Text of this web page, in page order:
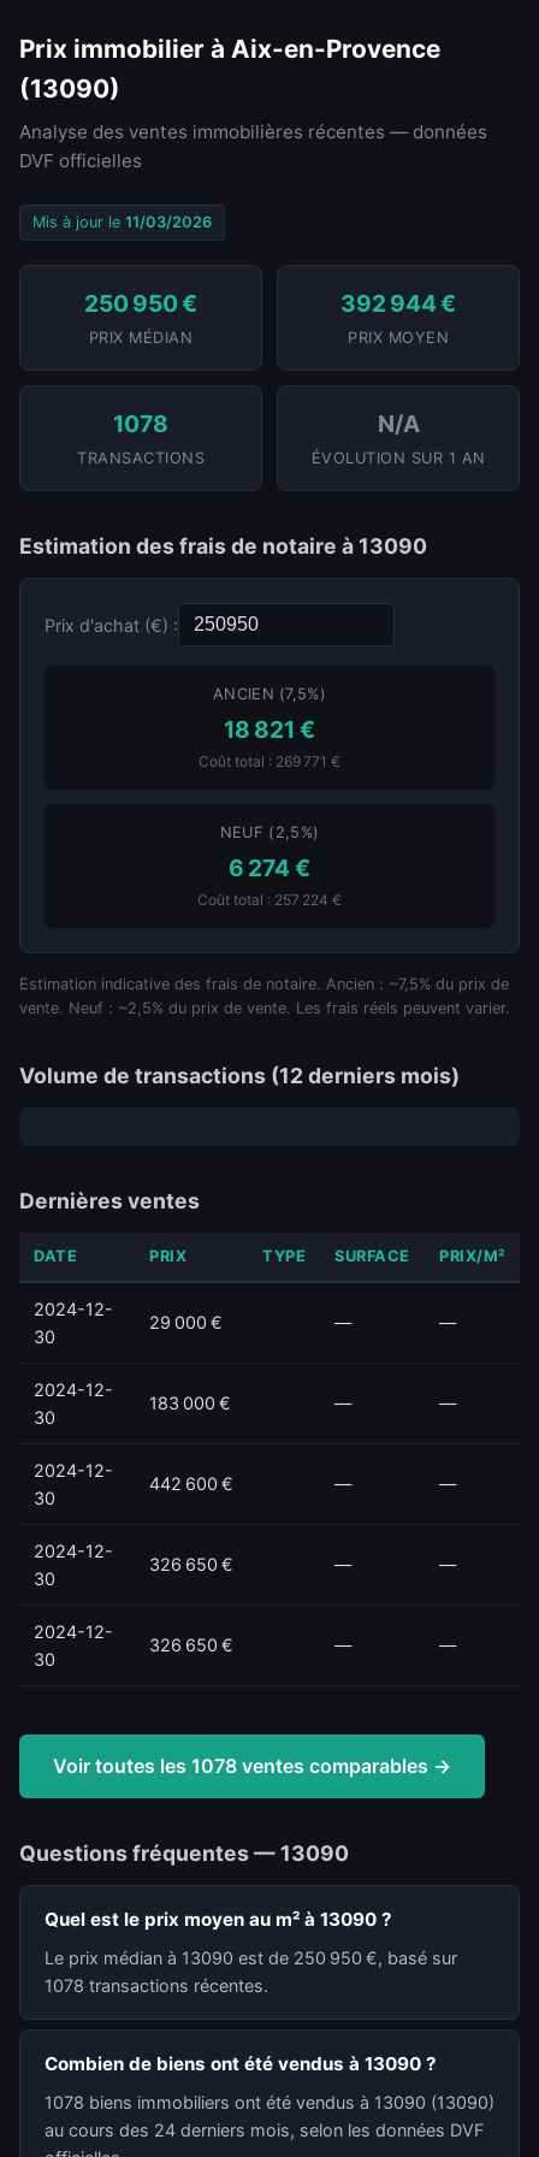
Prix immobilier à Aix-en-Provence
(13090)
Analyse des ventes immobilières récentes — données
DVF officielles
Mis à jour le 11/03/2026
250 950 €
PRIX MÉDIAN
392 944 €
PRIX MOYEN
1078
TRANSACTIONS
N/A
ÉVOLUTION SUR 1 AN
Estimation des frais de notaire à 13090
Prix d'achat (€) :
ANCIEN (7,5%)
18 821 €
Coût total : 269 771 €
NEUF (2,5%)
6 274 €
Coût total : 257 224 €
Estimation indicative des frais de notaire. Ancien : ~7,5% du prix de
vente. Neuf : ~2,5% du prix de vente. Les frais réels peuvent varier.
Volume de transactions (12 derniers mois)
Dernières ventes
DATE PRIX TYPE SURFACE PRIX/M²
2024-12-
30
29 000 € — —
2024-12-
30
183 000 € — —
2024-12-
30
442 600 € — —
2024-12-
30
326 650 € — —
2024-12-
30
326 650 € — —
Voir toutes les 1078 ventes comparables →
Questions fréquentes — 13090
Quel est le prix moyen au m² à 13090 ?
Le prix médian à 13090 est de 250 950 €, basé sur
1078 transactions récentes.
Combien de biens ont été vendus à 13090 ?
1078 biens immobiliers ont été vendus à 13090 (13090)
au cours des 24 derniers mois, selon les données DVF